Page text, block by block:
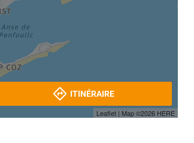
Leaflet | Map ©2026 HERE
ITINÉRAIRE